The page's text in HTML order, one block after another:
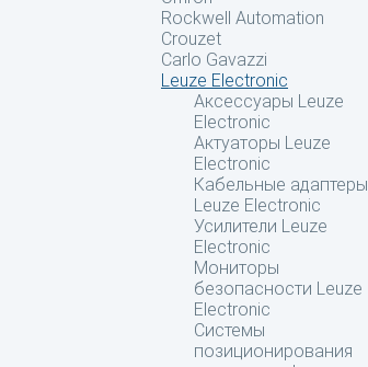
Rockwell Automation
Crouzet
Carlo Gavazzi
Leuze Electronic
Аксессуары Leuze
Electronic
Актуаторы Leuze
Electronic
Кабельные адаптеры
Leuze Electronic
Усилители Leuze
Electronic
Мониторы
безопасности Leuze
Electronic
Системы
позиционирования